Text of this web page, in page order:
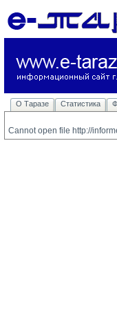
О Таразе Статистика
Cannot open file http://